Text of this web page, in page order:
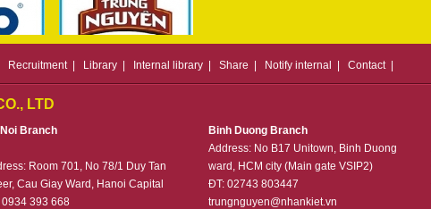
Recruitment| Library Internal library Share Notify internal Contact|
LTD
Noi Branch
Room 701, No 78/1 Duy Tan
Cau Giay Ward, Hanoi Capital
393 668
Binh Duong Branch
Address: No B17 Unitown, Binh Duong
ward, HCM city (Main gate VSIP2)
ĐT: 02743 803447
trungnguyen@nhankiet.vn